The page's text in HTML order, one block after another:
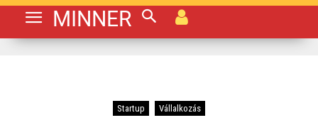
MINNER
Startup Vállalkozás